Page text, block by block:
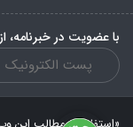
با عضویت در